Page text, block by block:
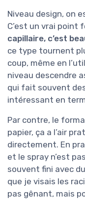
Niveau design, on
C’est un vrai point
capillaire, c’est
ce type tournent
coup, même en
niveau descendre
qui fait souvent
intéressant en
Par contre, le
papier, ça a l’air
directement. En
et le spray n’est
souvent fini avec
que je visais les
pas gênant, mais